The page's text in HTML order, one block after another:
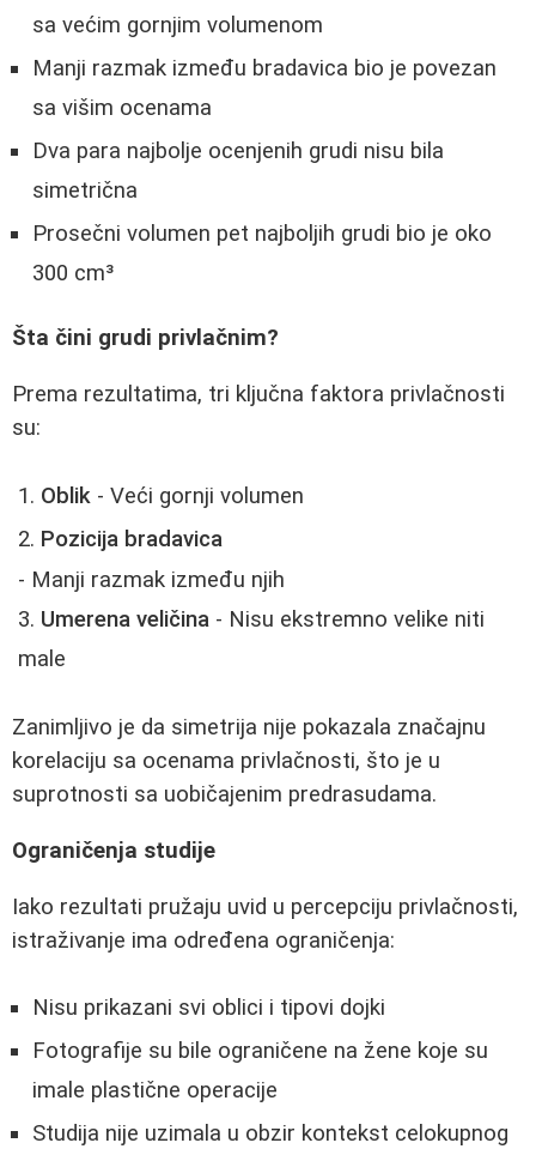
sa većim gornjim volumenom
Manji razmak između bradavica bio je povezan
sa višim ocenama
Dva para najbolje ocenjenih grudi nisu bila
simetrična
Prosečni volumen pet najboljih grudi bio je oko
300 cm³
Šta čini grudi privlačnim?
Prema rezultatima, tri ključna faktora privlačnosti
su:
Oblik - Veći gornji volumen
Pozicija bradavica
- Manji razmak između njih
Umerena veličina - Nisu ekstremno velike niti
male
Zanimljivo je da simetrija nije pokazala značajnu
korelaciju sa ocenama privlačnosti, što je u
suprotnosti sa uobičajenim predrasudama.
Ograničenja studije
Iako rezultati pružaju uvid u percepciju privlačnosti,
istraživanje ima određena ograničenja:
Nisu prikazani svi oblici i tipovi dojki
Fotografije su bile ograničene na žene koje su
imale plastične operacije
Studija nije uzimala u obzir kontekst celokupnog